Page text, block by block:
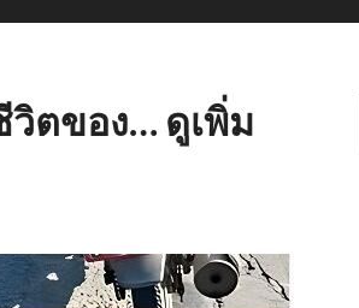
วิตของ… ดูเพิ่ม